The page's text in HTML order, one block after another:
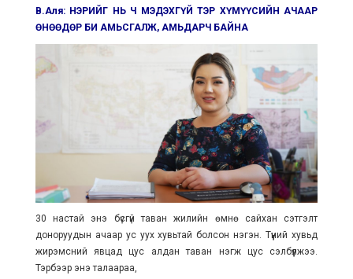
В.Аля: НЭРИЙГ НЬ Ч МЭДЭХГҮЙ ТЭР ХҮМҮҮСИЙН АЧААР
ӨНӨӨДӨР БИ АМЬСГАЛЖ, АМЬДАРЧ БАЙНА
30 настай энэ бүсгүй таван жилийн өмнө сайхан сэтгэлт
доноруудын ачаар ус уух хувьтай болсон нэгэн. Түүний хувьд
жирэмсний явцад цус алдан таван нэгж цус сэлбүүлжээ.
Тэрбээр энэ талаараа,